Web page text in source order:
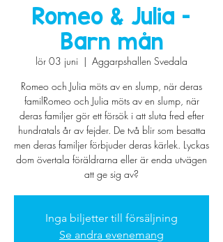
Romeo & Julia -
Barn mån
lör 03 juni
  |
Aggarpshallen Svedala
Romeo och Julia möts av en slump, när deras
familRomeo och Julia möts av en slump, när
deras familjer gör ett försök i att sluta fred efter
hundratals år av fejder. De två blir som besatta
men deras familjer förbjuder deras kärlek. Lyckas
dom övertala föräldrarna eller är enda utvägen
att ge sig av?
Inga biljetter till försäljning
Se andra evenemang